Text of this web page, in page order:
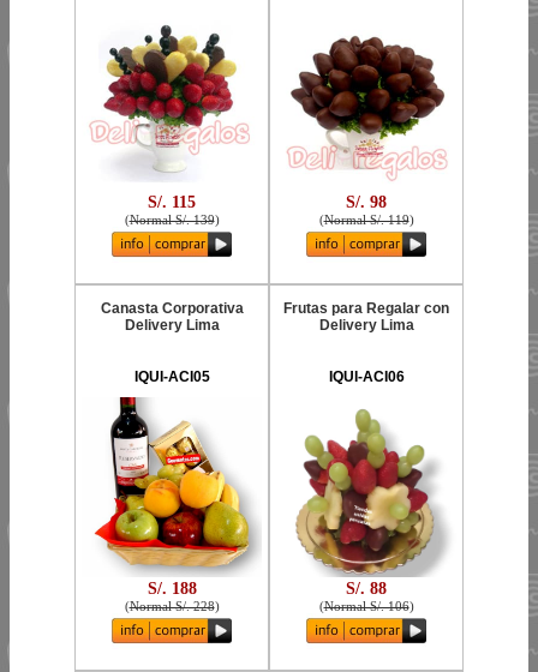
S/. 115
(Normal S/. 139)
S/. 98
(Normal S/. 119)
Canasta Corporativa
Delivery Lima
IQUI-ACI05
S/. 188
(Normal S/. 228)
Frutas para Regalar con
Delivery Lima
IQUI-ACI06
S/. 88
(Normal S/. 106)